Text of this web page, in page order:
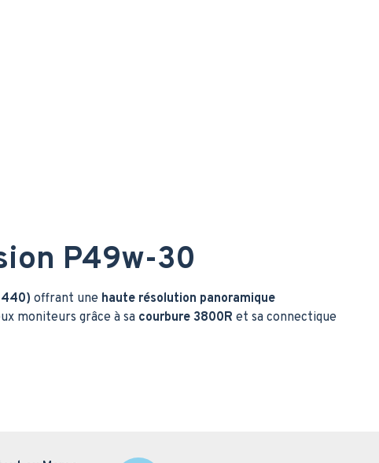
P49w-30
offrant une haute résolution panoramique
moniteurs grâce à sa courbure 3800R et sa connectique